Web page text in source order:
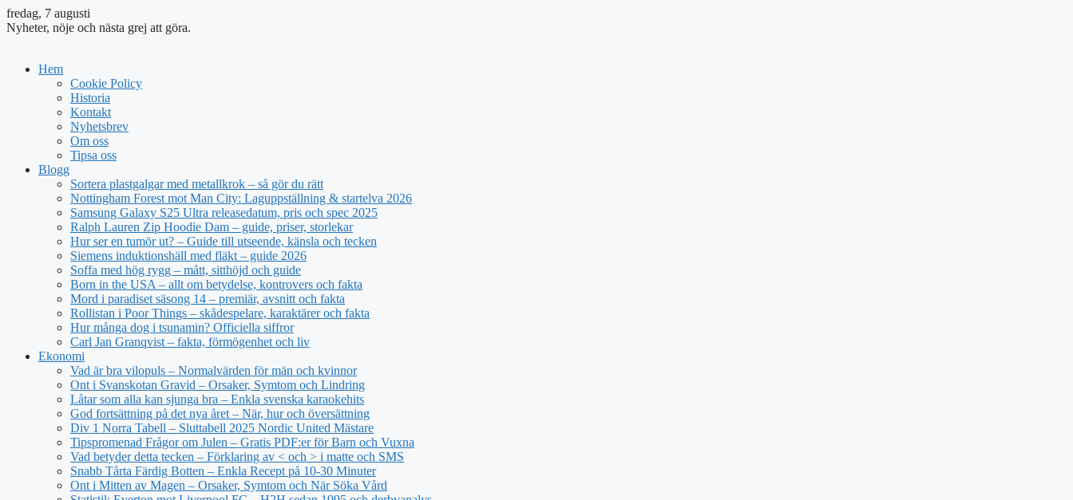
fredag, 7 augusti
Nyheter, nöje och nästa grej att göra.
Hem
Cookie Policy
Historia
Kontakt
Nyhetsbrev
Om oss
Tipsa oss
Blogg
Sortera plastgalgar med metallkrok – så gör du rätt
Nottingham Forest mot Man City: Laguppställning & startelva 2026
Samsung Galaxy S25 Ultra releasedatum, pris och spec 2025
Ralph Lauren Zip Hoodie Dam – guide, priser, storlekar
Hur ser en tumör ut? – Guide till utseende, känsla och tecken
Siemens induktionshäll med fläkt – guide 2026
Soffa med hög rygg – mått, sitthöjd och guide
Born in the USA – allt om betydelse, kontrovers och fakta
Mord i paradiset säsong 14 – premiär, avsnitt och fakta
Rollistan i Poor Things – skådespelare, karaktärer och fakta
Hur många dog i tsunamin? Officiella siffror
Carl Jan Granqvist – fakta, förmögenhet och liv
Ekonomi
Vad är bra vilopuls – Normalvärden för män och kvinnor
Ont i Svanskotan Gravid – Orsaker, Symtom och Lindring
Låtar som alla kan sjunga bra – Enkla svenska karaokehits
God fortsättning på det nya året – När, hur och översättning
Div 1 Norra Tabell – Sluttabell 2025 Nordic United Mästare
Tipspromenad Frågor om Julen – Gratis PDF:er för Barn och Vuxna
Vad betyder detta tecken – Förklaring av < och > i matte och SMS
Snabb Tårta Färdig Botten – Enkla Recept på 10-30 Minuter
Ont i Mitten av Magen – Orsaker, Symtom och När Söka Vård